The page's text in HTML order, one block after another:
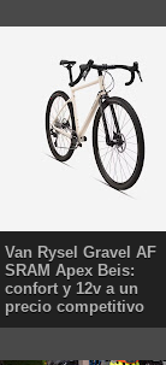
Van Rysel Gravel AF
SRAM Apex Beis:
confort y 12v a un
precio competitivo